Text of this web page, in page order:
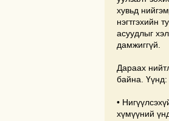
хувьд
нэгтгэхийн
асуудлыг
дамжиггүй.
Дараах
байна. Үүнд:
•
хүмүүний